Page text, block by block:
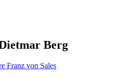
Berg
Franz von Sales